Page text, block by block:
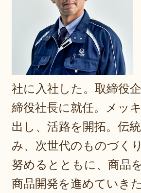
社に入社した。取締役
締役社長に就任。メッ
出し、活路を開拓。伝
み、次世代のものづく
努めるとともに、商品
商品開発を進めていき